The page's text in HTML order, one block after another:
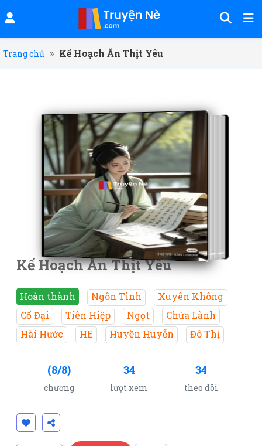
Trang chủ » Kế Hoạch Ăn Thịt Yêu
Kế Hoạch Ăn Thịt Yêu
Hoàn thành Ngôn Tình
Xuyên Không
Cổ Đại
Tiên Hiệp Ngọt
Chữa Lành
Hài Hước
HE Huyền Huyễn Đô Thị
(8/8)
chương
34
lượt xem
34
theo dõi